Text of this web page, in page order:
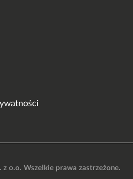
o.o. Wszelkie prawa zastrzeżone.